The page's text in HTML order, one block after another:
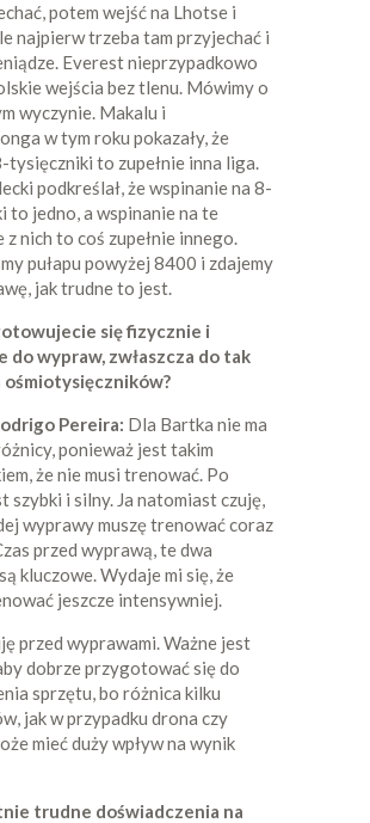
potem wejść na Lhotse i
najpierw trzeba tam przyjechać i
Everest nieprzypadkowo
wejścia bez tlenu. Mówimy o
wyczynie. Makalu i
w tym roku pokazały, że
tysięczniki to zupełnie inna liga.
podkreślał, że wspinanie na 8-
to jedno, a wspinanie na te
z nich to coś zupełnie innego.
pułapu powyżej 8400 i zdajemy
jak trudne to jest.
się fizycznie i
do wypraw, zwłaszcza do tak
Pereira: Dla Bartka nie ma
ponieważ jest takim
że nie musi trenować. Po
szybki i silny. Ja natomiast czuję,
wyprawy muszę trenować coraz
przed wyprawą, te dwa
kluczowe. Wydaje mi się, że
jeszcze intensywniej.
przed wyprawami. Ważne jest
dobrze przygotować się do
sprzętu, bo różnica kilku
jak w przypadku drona czy
mieć duży wpływ na wynik
trudne doświadczenia na